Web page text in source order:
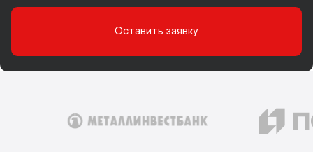
Оставить заявку